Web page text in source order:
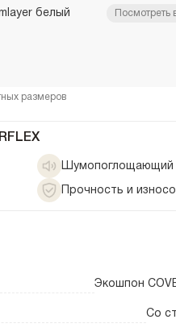
белый Посмотреть
размеров
Шумопоглощающий
Прочность и
Экошпон
Со